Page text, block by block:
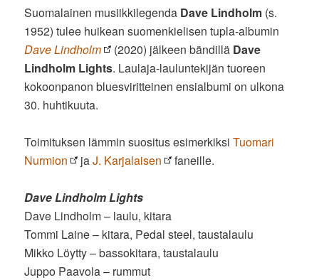
Suomalainen musiikkilegenda Dave Lindholm (s.
1952) tulee huikean suomenkielisen tupla-albumin
Dave Lindholm
(2020) jälkeen bändillä Dave
Lindholm Lights. Laulaja-lauluntekijän tuoreen
kokoonpanon bluesviritteinen ensialbumi on ulkona
30. huhtikuuta.
Toimituksen lämmin suositus esimerkiksiTuomari
Nurmion
jaJ. Karjalaisen faneille.
Dave Lindholm Lights
Dave Lindholm – laulu, kitara
Tommi Laine – kitara, Pedal steel, taustalaulu
Mikko Löytty – bassokitara, taustalaulu
Juppo Paavola – rummut